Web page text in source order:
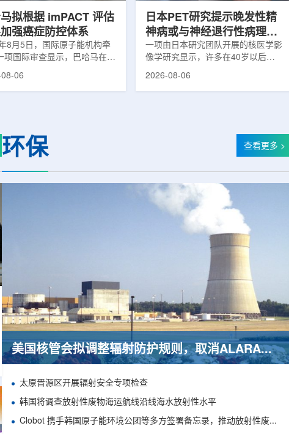
拟根据 imPACT 评估
强癌症防控体系
8月5日，国际原子能机构牵
项国际审查显示，巴哈马在加
治疗服务方面具备进一步提升
国际原子能机构、世界卫生组
卫生组织和国际癌症研究机
际需求。6月9日至11日，专
06
日本PET研究提示晚发性精
神病或与神经退行性病理相
关
一项由日本研究团队开展的核医学影
像学研究显示，许多在40岁以后首
次出现幻觉、妄想等精神病性症状的
踪剂^11C-PiB，以及tau蛋白PET示
踪剂^18F-florzolotau，对受试者大
神病患者中，β-淀粉样蛋白阳性...
2026-08-06
环保 查看更多 >
美国核管会拟调整辐射防护规则，取消ALARA要求引发安全争议
太原晋源区开展辐射安全专项检查
韩国将调查放射性废物海运航线沿线海水放射性水平
Clobot 携手韩国原子能环境公团等多方签署备忘录，推动放射性废物安全管理多机型机器人示范